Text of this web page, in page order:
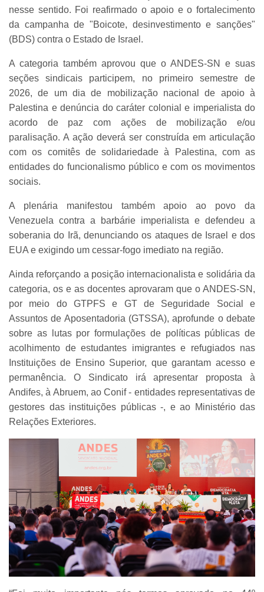
nesse sentido. Foi reafirmado o apoio e o fortalecimento
da campanha de "Boicote, desinvestimento e sanções"
(BDS) contra o Estado de Israel.
A categoria também aprovou que o ANDES-SN e suas
seções sindicais participem, no primeiro semestre de
2026, de um dia de mobilização nacional de apoio à
Palestina e denúncia do caráter colonial e imperialista do
acordo de paz com ações de mobilização e/ou
paralisação. A ação deverá ser construída em articulação
com os comitês de solidariedade à Palestina, com as
entidades do funcionalismo público e com os movimentos
sociais.
A plenária manifestou também apoio ao povo da
Venezuela contra a barbárie imperialista e defendeu a
soberania do Irã, denunciando os ataques de Israel e dos
EUA e exigindo um cessar-fogo imediato na região.
Ainda reforçando a posição internacionalista e solidária da
categoria, os e as docentes aprovaram que o ANDES-SN,
por meio do GTPFS e GT de Seguridade Social e
Assuntos de Aposentadoria (GTSSA), aprofunde o debate
sobre as lutas por formulações de políticas públicas de
acolhimento de estudantes imigrantes e refugiados nas
Instituições de Ensino Superior, que garantam acesso e
permanência. O Sindicato irá apresentar proposta à
Andifes, à Abruem, ao Conif - entidades representativas de
gestores das instituições públicas -, e ao Ministério das
Relações Exteriores.